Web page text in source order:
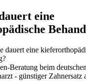
eine
Beratung beim deutschen
- günstiger Zahnersatz